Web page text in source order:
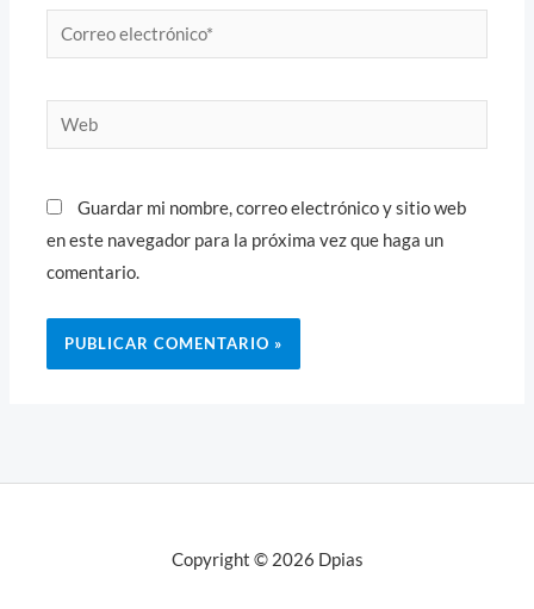
Correo
electrónico*
Web
Guardar mi nombre, correo electrónico y sitio web
en este navegador para la próxima vez que haga un
comentario.
Copyright © 2026 Dpias